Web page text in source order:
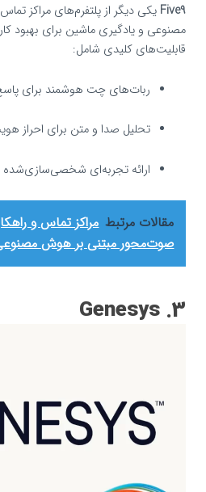
Five9 یکی دیگر از پلتفرم‌های مراکز
مصنوعی و یادگیری ماشین برای بهبود
قابلیت‌های کلیدی شامل:
ربات‌های چت هوشمند برای
تحلیل صدا و متن برای احراز
ارائه تجربه‌ای شخصی‌سازی‌شده
مقالات مرتبط مراکز تماس و
صوت‌محور مبتنی بر هوش
3. Genesys